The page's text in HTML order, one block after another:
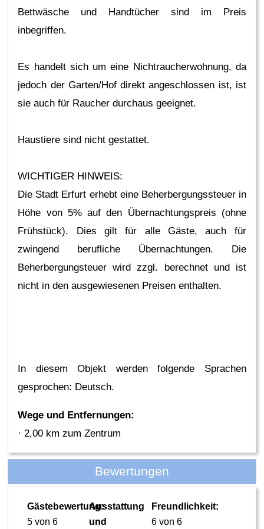
Bettwäsche und Handtücher sind im Preis
inbegriffen.
Es handelt sich um eine Nichtraucherwohnung, da
jedoch der Garten/Hof direkt angeschlossen ist, ist
sie auch für Raucher durchaus geeignet.
Haustiere sind nicht gestattet.
WICHTIGER HINWEIS:
Die Stadt Erfurt erhebt eine Beherbergungssteuer in
Höhe von 5% auf den Übernachtungspreis (ohne
Frühstück). Dies gilt für alle Gäste, auch für
zwingend berufliche Übernachtungen. Die
Beherbergungsteuer wird zzgl. berechnet und ist
nicht in den ausgewiesenen Preisen enthalten.
In diesem Objekt werden folgende Sprachen
gesprochen: Deutsch.
Wege und Entfernungen:
· 2,00 km zum Zentrum
Bewertungen
Gästebewertung:
5 von 6
Ausstattung
und
Freundlichkeit:
6 von 6